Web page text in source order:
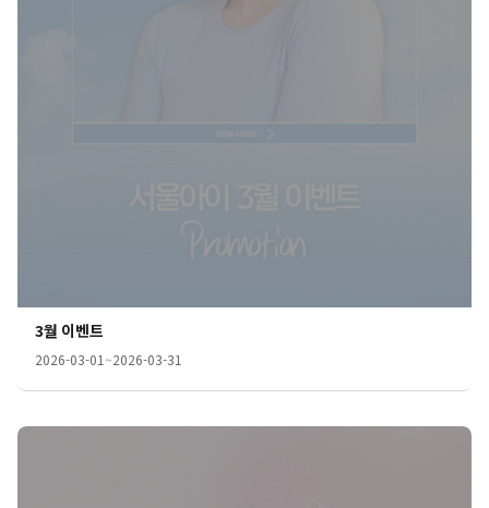
3월 이벤트
2026-03-01~2026-03-31